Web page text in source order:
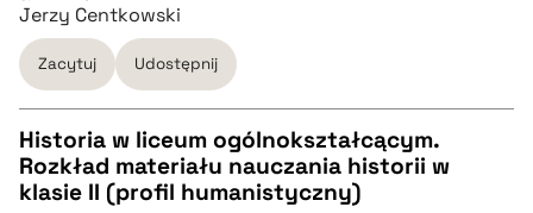
pobierz cytat
BIBTEX
pobierz cytat
Jerzy Centkowski
Zacytuj Udostępnij
CZYSTY TEKST
Historia w liceum ogólnokształcącym.
Rozkład materiału nauczania historii w
klasie II (profil humanistyczny)